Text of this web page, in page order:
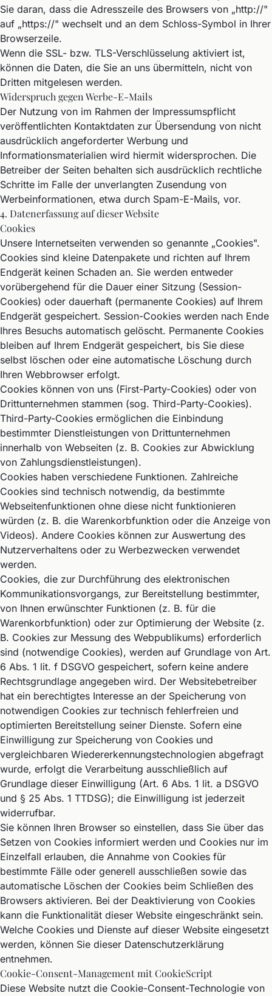
Sie daran, dass die Adresszeile des Browsers von „http://"
auf „https://" wechselt und an dem Schloss-Symbol in Ihrer
Browserzeile.
Wenn die SSL- bzw. TLS-Verschlüsselung aktiviert ist,
können die Daten, die Sie an uns übermitteln, nicht von
Dritten mitgelesen werden.
Widerspruch gegen Werbe-E-Mails
Der Nutzung von im Rahmen der Impressumspflicht
veröffentlichten Kontaktdaten zur Übersendung von nicht
ausdrücklich angeforderter Werbung und
Informationsmaterialien wird hiermit widersprochen. Die
Betreiber der Seiten behalten sich ausdrücklich rechtliche
Schritte im Falle der unverlangten Zusendung von
Werbeinformationen, etwa durch Spam-E-Mails, vor.
4. Datenerfassung auf dieser Website
Cookies
Unsere Internetseiten verwenden so genannte „Cookies".
Cookies sind kleine Datenpakete und richten auf Ihrem
Endgerät keinen Schaden an. Sie werden entweder
vorübergehend für die Dauer einer Sitzung (Session-
Cookies) oder dauerhaft (permanente Cookies) auf Ihrem
Endgerät gespeichert. Session-Cookies werden nach Ende
Ihres Besuchs automatisch gelöscht. Permanente Cookies
bleiben auf Ihrem Endgerät gespeichert, bis Sie diese
selbst löschen oder eine automatische Löschung durch
Ihren Webbrowser erfolgt.
Cookies können von uns (First-Party-Cookies) oder von
Drittunternehmen stammen (sog. Third-Party-Cookies).
Third-Party-Cookies ermöglichen die Einbindung
bestimmter Dienstleistungen von Drittunternehmen
innerhalb von Webseiten (z. B. Cookies zur Abwicklung
von Zahlungsdienstleistungen).
Cookies haben verschiedene Funktionen. Zahlreiche
Cookies sind technisch notwendig, da bestimmte
Webseitenfunktionen ohne diese nicht funktionieren
würden (z. B. die Warenkorbfunktion oder die Anzeige von
Videos). Andere Cookies können zur Auswertung des
Nutzerverhaltens oder zu Werbezwecken verwendet
werden.
Cookies, die zur Durchführung des elektronischen
Kommunikationsvorgangs, zur Bereitstellung bestimmter,
von Ihnen erwünschter Funktionen (z. B. für die
Warenkorbfunktion) oder zur Optimierung der Website (z.
B. Cookies zur Messung des Webpublikums) erforderlich
sind (notwendige Cookies), werden auf Grundlage von Art.
6 Abs. 1 lit. f DSGVO gespeichert, sofern keine andere
Rechtsgrundlage angegeben wird. Der Websitebetreiber
hat ein berechtigtes Interesse an der Speicherung von
notwendigen Cookies zur technisch fehlerfreien und
optimierten Bereitstellung seiner Dienste. Sofern eine
Einwilligung zur Speicherung von Cookies und
vergleichbaren Wiedererkennungstechnologien abgefragt
wurde, erfolgt die Verarbeitung ausschließlich auf
Grundlage dieser Einwilligung (Art. 6 Abs. 1 lit. a DSGVO
und § 25 Abs. 1 TTDSG); die Einwilligung ist jederzeit
widerrufbar.
Sie können Ihren Browser so einstellen, dass Sie über das
Setzen von Cookies informiert werden und Cookies nur im
Einzelfall erlauben, die Annahme von Cookies für
bestimmte Fälle oder generell ausschließen sowie das
automatische Löschen der Cookies beim Schließen des
Browsers aktivieren. Bei der Deaktivierung von Cookies
kann die Funktionalität dieser Website eingeschränkt sein.
Welche Cookies und Dienste auf dieser Website eingesetzt
werden, können Sie dieser Datenschutzerklärung
entnehmen.
Cookie-Consent-Management mit CookieScript
Diese Website nutzt die Cookie-Consent-Technologie von